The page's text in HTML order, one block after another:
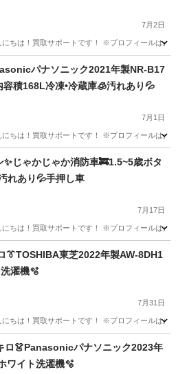
7月2日
ちは！買取サポートです！ ※プロフィールは
VANS
パナソニック2021年製NR-B17
容積168L冷凍•冷蔵庫🧊汚れあり💦
7月1日
ちは！買取サポートです！ ※プロフィールは
キッチン家電 パナソニック
✨じゃかじゃか消防車🚒1.5~5歳ボタ
れあり💦手押し車
7月17日
ちは！買取サポートです！ ※プロフィールは
その他 消防車
👔TOSHIBA東芝2022年製AW-8DH1
濯機🫧
7月31日
ちは！買取サポートです！ ※プロフィールは
生活家電 ファミリー
ロ👗Panasonicパナソニック2023年
ワイト洗濯機🫧